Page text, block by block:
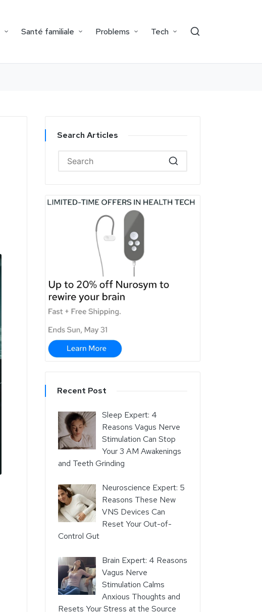
Santé familiale Problems Tech
Search Articles
Recent Post
Sleep Expert: 4
Reasons Vagus Nerve
Stimulation Can Stop
Your 3 AM Awakenings
and Teeth Grinding
Neuroscience Expert: 5
Reasons These New
VNS Devices Can
Reset Your Out-of-
Control Gut
Brain Expert: 4 Reasons
Vagus Nerve
Stimulation Calms
Anxious Thoughts and
Resets Your Stress at the Source